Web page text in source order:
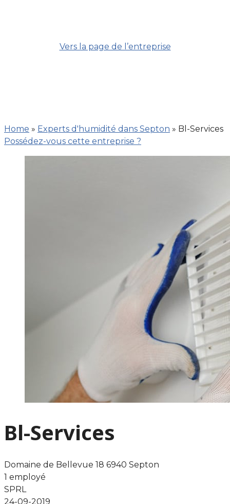
Vers la page de l’entreprise
Home » Experts d'humidité dans Septon » Bl-Services
Possédez-vous cette entreprise ?
Bl-Services
Domaine de Bellevue 18 6940 Septon
1 employé
SPRL
24-09-2019